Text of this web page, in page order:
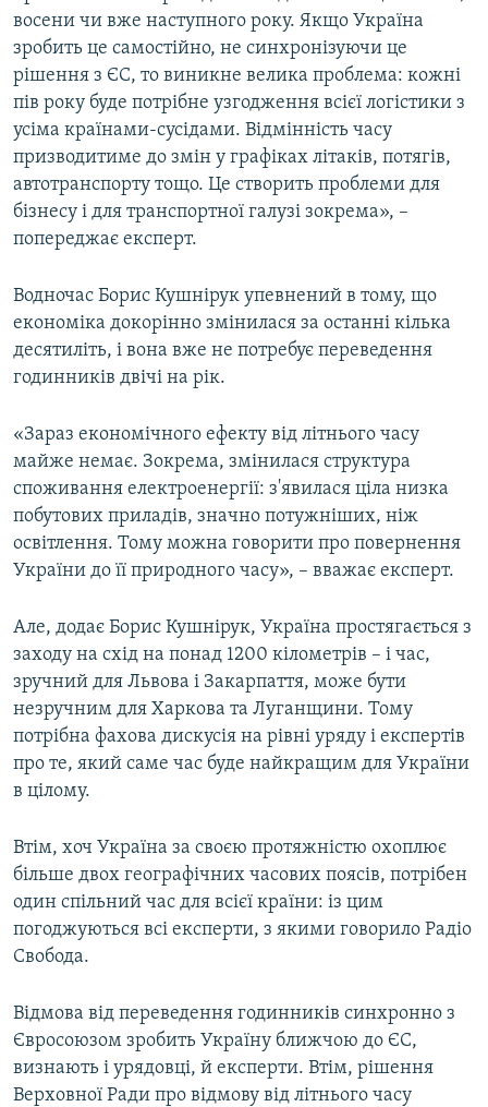
восени чи вже наступного року. Якщо Україна
зробить це самостійно, не синхронізуючи це
рішення з ЄС, то виникне велика проблема: кожні
пів року буде потрібне узгодження всієї логістики з
усіма країнами-сусідами. Відмінність часу
призводитиме до змін у графіках літаків, потягів,
автотранспорту тощо. Це створить проблеми для
бізнесу і для транспортної галузі зокрема», –
попереджає експерт.
Водночас Борис Кушнірук упевнений в тому, що
економіка докорінно змінилася за останні кілька
десятиліть, і вона вже не потребує переведення
годинників двічі на рік.
«Зараз економічного ефекту від літнього часу
майже немає. Зокрема, змінилася структура
споживання електроенергії: з'явилася ціла низка
побутових приладів, значно потужніших, ніж
освітлення. Тому можна говорити про повернення
України до її природного часу», – вважає експерт.
Але, додає Борис Кушнірук, Україна простягається з
заходу на схід на понад 1200 кілометрів – і час,
зручний для Львова і Закарпаття, може бути
незручним для Харкова та Луганщини. Тому
потрібна фахова дискусія на рівні уряду і експертів
про те, який саме час буде найкращим для України
в цілому.
Втім, хоч Україна за своєю протяжністю охоплює
більше двох географічних часових поясів, потрібен
один спільний час для всієї країни: із цим
погоджуються всі експерти, з якими говорило Радіо
Свобода.
Відмова від переведення годинників синхронно з
Євросоюзом зробить Україну ближчою до ЄС,
визнають і урядовці, й експерти. Втім, рішення
Верховної Ради про відмову від літнього часу